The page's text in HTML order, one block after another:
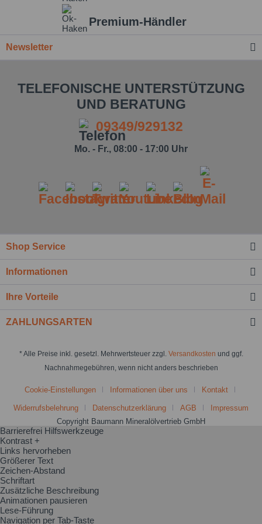
Premium-Händler
Newsletter
TELEFONISCHE UNTERSTÜTZUNG
UND BERATUNG
09349/929132
Mo. - Fr., 08:00 - 17:00 Uhr
Shop Service
Informationen
Ihre Vorteile
ZAHLUNGSARTEN
* Alle Preise inkl. gesetzl. Mehrwertsteuer zzgl. Versandkosten und ggf.
Nachnahmegebühren, wenn nicht anders beschrieben
Cookie-Einstellungen Informationen über uns Kontakt
Widerrufsbelehrung Datenschutzerklärung AGB
Impressum
Copyright Baumann Mineralölvertrieb GmbH
Barrierefrei Hilfswerkzeuge
Kontrast +
Links hervorheben
Größerer Text
Zeichen-Abstand
Schriftart
Zusätzliche Beschreibung
Animationen pausieren
Lese-Führung
Navigation per Tab-Taste